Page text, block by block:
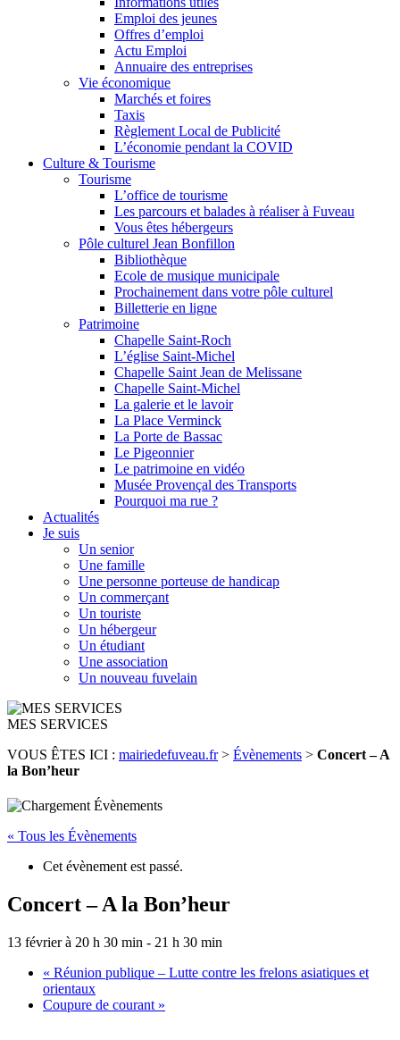
Emploi des jeunes
Offres d’emploi
Actu Emploi
Annuaire des entreprises
Vie économique
Marchés et foires
Taxis
Règlement Local de Publicité
L’économie pendant la COVID
Culture & Tourisme
Tourisme
L’office de tourisme
Les parcours et balades à réaliser à Fuveau
Vous êtes hébergeurs
Pôle culturel Jean Bonfillon
Bibliothèque
Ecole de musique municipale
Prochainement dans votre pôle culturel
Billetterie en ligne
Patrimoine
Chapelle Saint-Roch
L’église Saint-Michel
Chapelle Saint Jean de Melissane
Chapelle Saint-Michel
La galerie et le lavoir
La Place Verminck
La Porte de Bassac
Le Pigeonnier
Le patrimoine en vidéo
Musée Provençal des Transports
Pourquoi ma rue ?
Actualités
Je suis
Un senior
Une famille
Une personne porteuse de handicap
Un commerçant
Un touriste
Un hébergeur
Un étudiant
Une association
Un nouveau fuvelain
MES SERVICES
VOUS ÊTES ICI : mairiedefuveau.fr> Évènements > Concert – A
la Bon’heur
« Tous les Évènements
Cet évènement est passé.
Concert – A la Bon’heur
13 février à 20 h 30 min - 21 h 30 min
« Réunion publique – Lutte contre les frelons asiatiques et
orientaux
Coupure de courant »